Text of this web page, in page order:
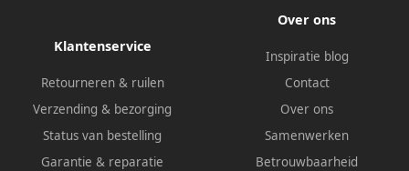
Klantenservice
Retourneren & ruilen
Verzending & bezorging
Status van bestelling
Garantie & reparatie
Over ons
Inspiratie blog
Contact
Over ons
Samenwerken
Betrouwbaarheid